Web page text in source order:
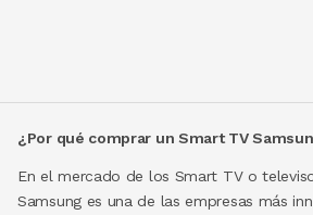
¿Por qué comprar un Smart TV
En el mercado de los Smart TV o
Samsung es una de las empresas más